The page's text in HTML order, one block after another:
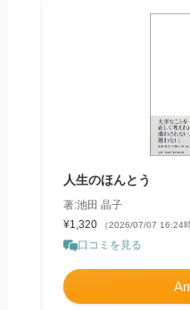
人生のほんとう
著:池田 晶子
¥1,320
（2026/07/07 16:24
口コミを見る